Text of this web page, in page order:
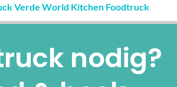
Verde World Kitchen Foodtruck
nodig?